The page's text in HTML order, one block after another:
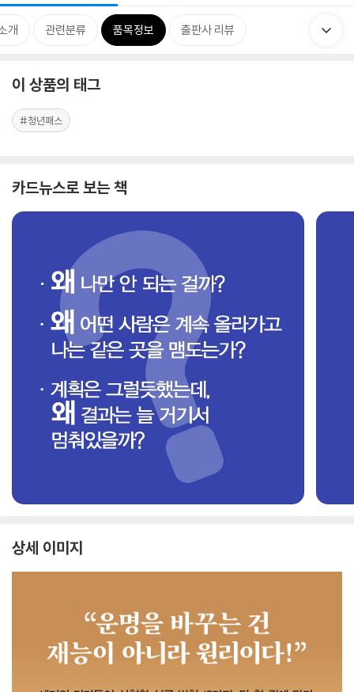
개 관련분류 품목정보 출판사 리뷰
이 상품의 태그
#청년패스
카드뉴스로 보는 책
상세 이미지